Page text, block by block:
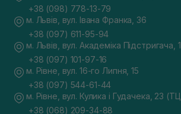
+38 (098) 778-13-79
м. Львів, вул. Івана Франка, 36
+38 (097) 611-95-94
м. Львів, вул. Академіка Підстригача,
+38 (097) 101-97-16
м. Рівне, вул. 16-го Липня, 15
+38 (097) 544-61-44
м. Рівне, вул. Кулика і Гудачека, 23
+38 (068) 209-34-88